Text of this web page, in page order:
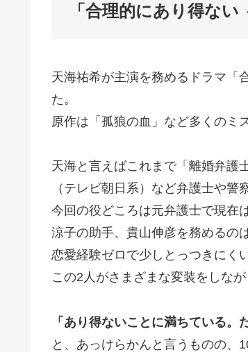
「合理的にあり得な
天海祐希が主演を務めるドラマ「
た。
原作は「孤狼の血」など多くのミ
天海と言えばこれまで「離婚弁護
（テレビ朝日系）など弁護士や警
今回の役どころは元弁護士で現在
涼子の助手、貴山伸彦を務めるの
恋愛経験ゼロで少しとっつきにく
この2人がさまざまな変装をしな
「あり得ないことに満ちている。
と、あっけらかんと言うものの、